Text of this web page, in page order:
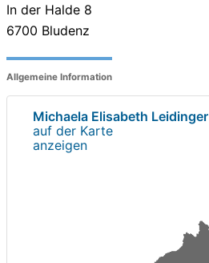
In der Halde 8
6700 Bludenz
Allgemeine Information
Michaela Elisabeth Leidinger
auf der Karte
anzeigen